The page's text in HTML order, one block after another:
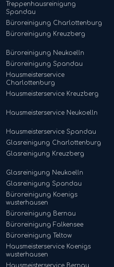
Treppenhausreinigung
Spandau
Büroreinigung Charlottenburg
Büroreinigung Kreuzberg
Büroreinigung Neukoelln
Büroreinigung Spandau
Hausmeisterservice
Charlottenburg
Hausmeisterservice Kreuzberg
Hausmeisterservice Neukoelln
Hausmeisterservice Spandau
Glasreinigung Charlottenburg
Glasreinigung Kreuzberg
Glasreinigung Neukoelln
Glasreinigung Spandau
Büroreinigung Koenigs
wusterhausen
Büroreinigung Bernau
Büroreinigung Falkensee
Büroreinigung
Teltow
Hausmeisterservice Koenigs
wusterhausen
Hausmeisterservice Bernau